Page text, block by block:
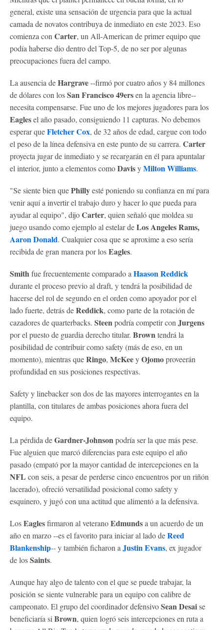
general, existe una sensación de urgencia para que la actual
camada de novatos contribuya de inmediato en este 2023. Eso
comienza con Carter, un All-American de primer equipo que
podía haberse dio dentro del Top-5, de no ser por algunas
preocupaciones fuera del campo.
La ausencia deHargrave--firmó por cuatro años y 84 millones
de dólares con losSan Francisco 49ersen la agencia libre--
necesita compensarse. Fue uno de los mejores jugadores para los
Eaglesel año pasado, consiguiendo 11 capturas. No debemos
esperar queFletcher Cox, de 32 años de edad, cargue con todo
el peso de la línea defensiva en este punto de su carrera. Carter
proyecta jugar de inmediato y se recargarán en él para apuntalar
el interior, junto a elementos comoDavisyMilton Williams.
"Se siente bien quePhillyesté poniendo su confianza en mí para
venir aquí a invertir el trabajo duro y hacer lo que pueda para
ayudar al equipo", dijoCarter, quien señaló que moldea su
juego usando como ejemplo al estelar deLos Angeles Rams,
Aaron Donald. Cualquier cosa que se aproxime a eso sería
recibida de gran manera por losEagles.
Smithfue frecuentemente comparado a Haason Reddick
durante el proceso previo al draft, y tendrá la posibilidad de
hacerse del rol de segundo en el orden como apoyador por el
lado fuerte, detrás deReddick, como parte de la rotación de
cazadores de quarterbacks. Steenpodría competir con Jurgens
por el puesto de guardia derecho titular. Browntendrá la
posibilidad de contribuir como safety (más de eso, en un
momento), mientras queRingo, McKeeyOjomoproveerán
profundidad en sus posiciones respectivas.
Safety y linebacker son dos de las mayores interrogantes en la
plantilla, con titulares de ambas posiciones ahora fuera del
equipo.
La pérdida deGardner-Johnsonpodría ser la que más pese.
Fue alguien que marcó diferencias para este equipo el año
pasado (empató por la mayor cantidad de intercepciones en la
NFL con seis, a pesar de perderse cinco encuentros por un riñón
lacerado), ofreció versatilidad posicional como safety y
esquinero, y jugó con una actitud que alimentó a la defensiva.
LosEaglesfirmaron al veteranoEdmundsa un acuerdo de un
año en marzo --es el favorito para iniciar al lado deReed
Blankenship-- y también ficharon a Justin Evans, ex jugador
de losSaints.
Aunque hay algo de talento con el que se puede trabajar, la
posición se siente vulnerable para un equipo con calibre de
campeonato. El grupo del coordinador defensivoSean Desaise
beneficiaría si Brown, quien logró seis intercepciones en ruta a